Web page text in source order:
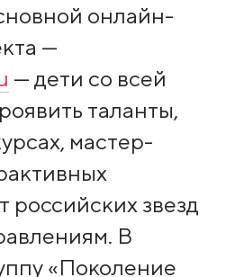
онлайн-
—
— дети со всей
таланты,
мастер-
российских звезд
В
«Поколение